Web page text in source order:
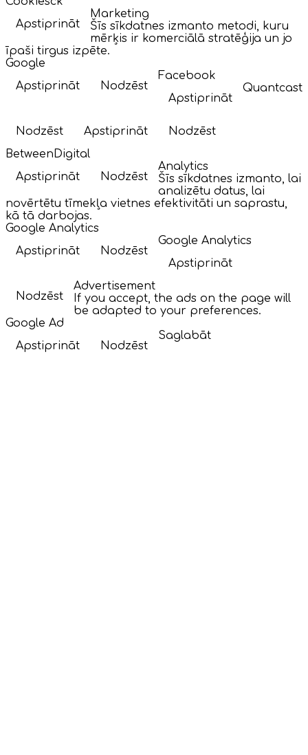
Apstiprināt
Marketing
Šīs sīkdatnes izmanto metodi, kuru
mērķis ir komerciālā stratēģija un jo
īpaši tirgus izpēte.
Google
Apstiprināt
Nodzēst
Facebook
Apstiprināt
Nodzēst
Quantcast
Apstiprināt
Nodzēst
BetweenDigital
Apstiprināt
Nodzēst
Analytics
Šīs sīkdatnes izmanto, lai
analizētu datus, lai
novērtētu tīmekļa vietnes efektivitāti un saprastu,
kā tā darbojas.
Google Analytics
Apstiprināt
Nodzēst
Google Analytics
Apstiprināt
Nodzēst
Advertisement
If you accept, the ads on the page will
be adapted to your preferences.
Google Ad
Apstiprināt
Nodzēst
Saglabāt